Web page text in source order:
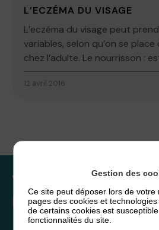
L’ECZÉMA DU VISAGE
L’eczéma du visage peut
variables, selon qu’on se place
chez l’adulte. Le nourrisson :
12 avril 2016
Vous souhaitez
l’association ou faire
Gestion des
Ce site peut déposer lors de votre
pages des cookies et
de certains cookies est
fonctionnalités du site.